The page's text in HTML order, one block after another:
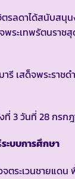
ลดาได้สนับสนุ
ระเทพรัตนรา
เสด็จพระราช
ที่ 3 วันที่ 28 กรก
ระบบการศึกษา
ะเวนชายแดน